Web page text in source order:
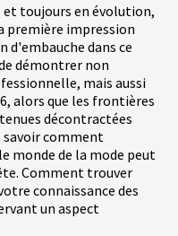
et toujours en évolution,
première impression
d'embauche dans ce
démontrer non
mais aussi
alors que les frontières
décontractées
savoir comment
monde de la mode peut
Comment trouver
connaissance des
un aspect